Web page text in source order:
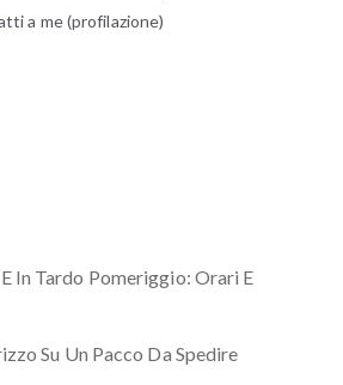
a me (profilazione)
In Tardo Pomeriggio: Orari E
Su Un Pacco Da Spedire